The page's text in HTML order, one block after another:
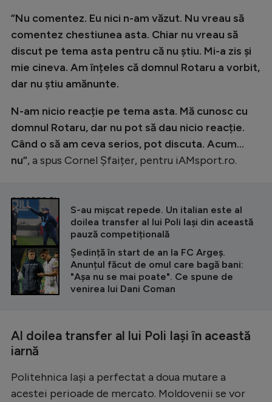
Tenis
Natație
Formula 1
Gimnastică
Auto
Rugby
JO 2024
”Nu comentez. Eu nici n-am văzut. Nu vreau să
comentez chestiunea asta. Chiar nu vreau să
discut pe tema asta pentru că nu știu. Mi-a zis și
mie cineva. Am înțeles că domnul Rotaru a vorbit,
dar nu știu amănunte.
N-am nicio reacție pe tema asta. Mă cunosc cu
domnul Rotaru, dar nu pot să dau nicio reacție.
Când o să am ceva serios, pot discuta. Acum…
nu”, a spus Cornel Șfaițer, pentru iAMsport.ro.
CITEȘTE ȘI
S-au mișcat repede. Un italian este al
doilea transfer al lui Poli Iași din această
pauză competițională
Ședință în start de an la FC Argeș.
Anunțul făcut de omul care bagă bani:
"Așa nu se mai poate". Ce spune de
venirea lui Dani Coman
Al doilea transfer al lui Poli Iași în această
iarnă
Politehnica Iași a perfectat a doua mutare a
acestei perioade de mercato. Moldovenii se vor